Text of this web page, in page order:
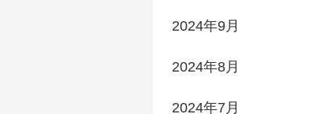
2024年9月
2024年8月
2024年7月